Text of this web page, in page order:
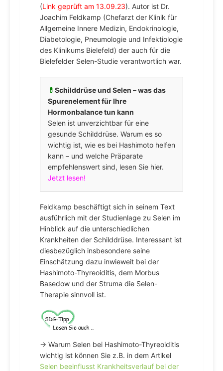
(Link geprüft am 13.09.23). Autor ist Dr.
Joachim Feldkamp (Chefarzt der Klinik für
Allgemeine Innere Medizin, Endokrinologie,
Diabetologie, Pneumologie und Infektiologie
des Klinikums Bielefeld) der auch für die
Bielefelder Selen-Studie verantwortlich war.
💊 Schilddrüse und Selen – was das
Spurenelement für Ihre
Hormonbalance tun kann
Selen ist unverzichtbar für eine
gesunde Schilddrüse. Warum es so
wichtig ist, wie es bei Hashimoto helfen
kann – und welche Präparate
empfehlenswert sind, lesen Sie hier.
Jetzt lesen!
Feldkamp beschäftigt sich in seinem Text
ausführlich mit der Studienlage zu Selen im
Hinblick auf die unterschiedlichen
Krankheiten der Schilddrüse. Interessant ist
diesbezüglich insbesondere seine
Einschätzung dazu inwieweit bei der
Hashimoto-Thyreoiditis, dem Morbus
Basedow und der Struma die Selen-
Therapie sinnvoll ist.
→ Warum Selen bei Hashimoto-Thyreoiditis
wichtig ist können Sie z.B. in dem Artikel
Selen beeinflusst Krankheitsverlauf bei der